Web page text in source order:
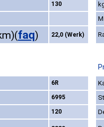
130
(faq) 22,0 (Werk)
6R
6995
120